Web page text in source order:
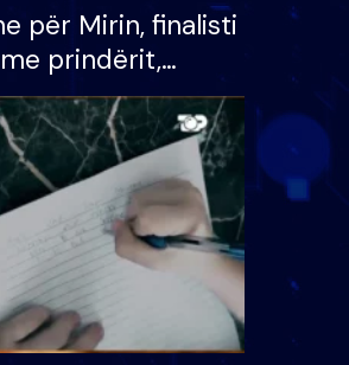
për Mirin, finalisti
prindërit,
bashkëshorten:
letër divorci